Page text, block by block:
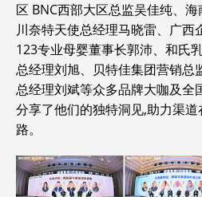
区 BNC西部大区总监吴佳纯、
川奈特天使总经理马晓雷、广西
123专业母婴董事长郭沛、和氏
总经理刘旭、贝特佳集团营销总
总经理刘斌等众多品牌大咖及全
分享了他们的独特洞见,助力渠
路。